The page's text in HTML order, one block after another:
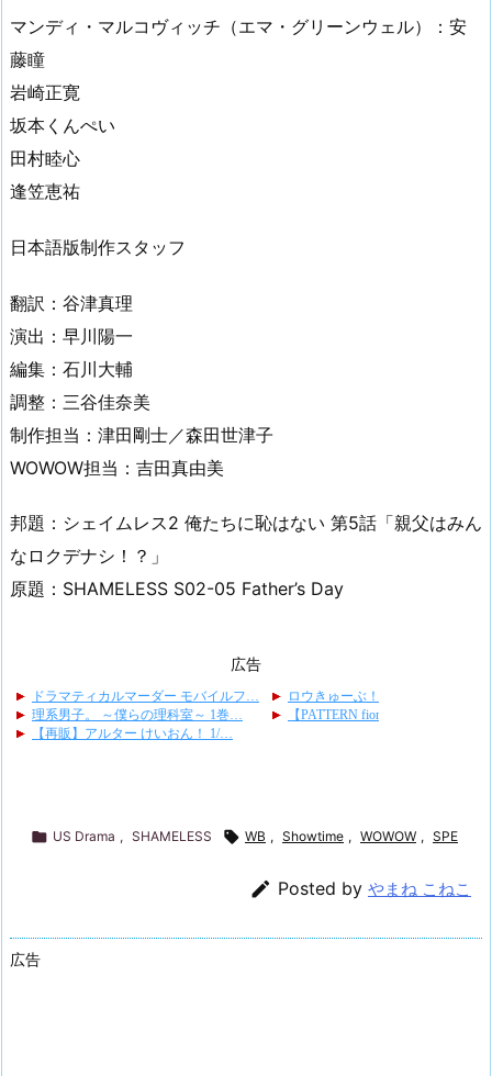
マンディ・マルコヴィッチ（エマ・グリーンウェル）：安
藤瞳
岩崎正寛
坂本くんぺい
田村睦心
逢笠恵祐
日本語版制作スタッフ
翻訳：谷津真理
演出：早川陽一
編集：石川大輔
調整：三谷佳奈美
制作担当：津田剛士／森田世津子
WOWOW担当：吉田真由美
邦題：シェイムレス2 俺たちに恥はない 第5話「親父はみん
なロクデナシ！？」
原題：SHAMELESS S02-05 Father’s Day
広告
 US Drama , SHAMELESS  WB , Showtime , WOWOW , SPE
 Posted by やまね こねこ
広告